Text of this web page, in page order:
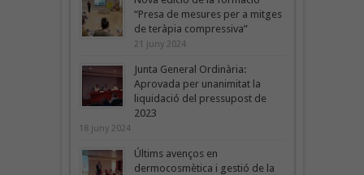
“Presa de mesures per a mitges
de teràpia compressiva”
21 juny 2024
Junta General Ordinària:
Aprovada per unanimitat la
liquidació del pressupost de
2023
18 juny 2024
Últims avenços en
dermocosmètica i gestió de la